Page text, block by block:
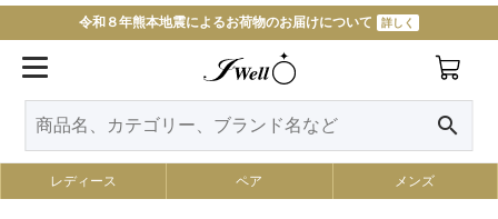
令和８年熊本地震によるお荷物のお届けについて 詳しく
search
レディース ペア メンズ